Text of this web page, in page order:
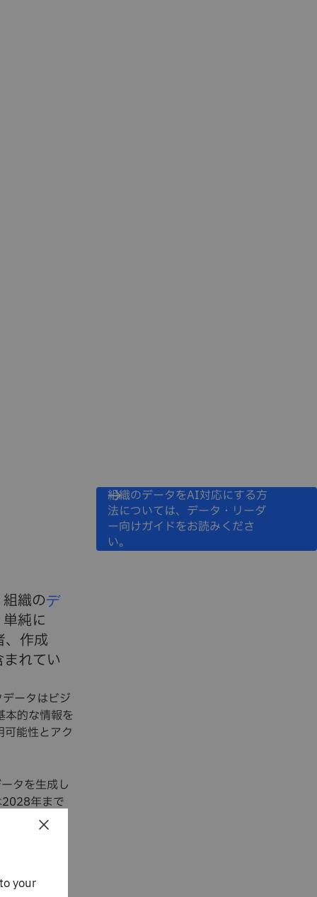
織のデ
純に
、作成
れてい
ータはビジ
本的な情報を
能性とアク
タを生成し
2028年まで
ムがなけ
組織のデータをAI対応にする方
法については、データ・リーダ
ー向けガイドをお読みくださ
い。
×
your